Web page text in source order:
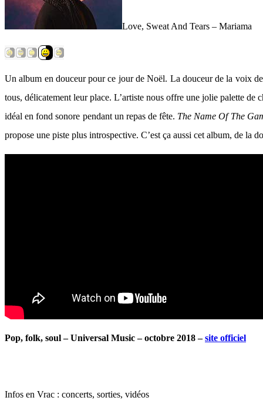
Love, Sweat And Tears – Mariama
Un album en douceur pour ce jour de Noël. La douceur de la voix
tous, délicatement leur place. L’artiste nous offre une jolie palette
idéal en fond sonore pendant un repas de fête. The Name Of The
propose une piste plus introspective. C’est ça aussi cet album, de la
Pop, folk, soul – Universal Music – octobre 2018 –site officiel
Infos en Vrac : concerts, sorties, vidéos